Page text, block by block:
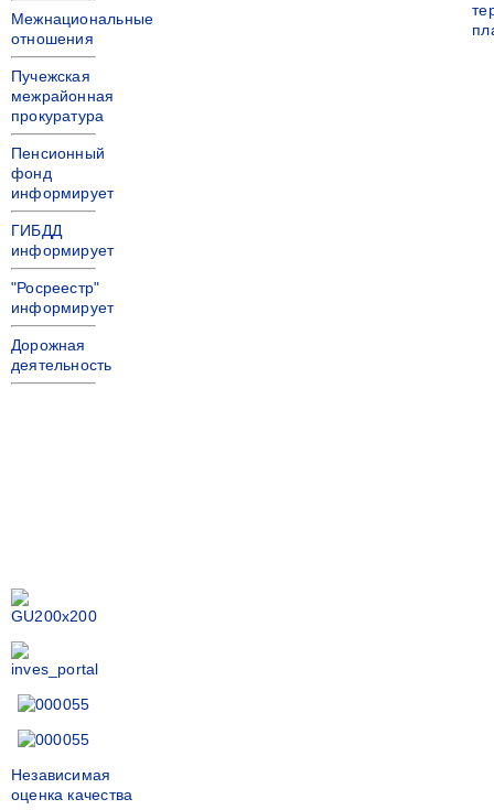
Межнациональные
отношения
Пучежская
межрайонная
прокуратура
Пенсионный
фонд
информирует
ГИБДД
информирует
"Росреестр"
информирует
Дорожная
деятельность
Независимая
оценка качества